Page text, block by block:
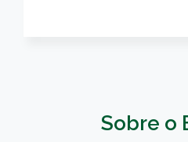
Sobre o